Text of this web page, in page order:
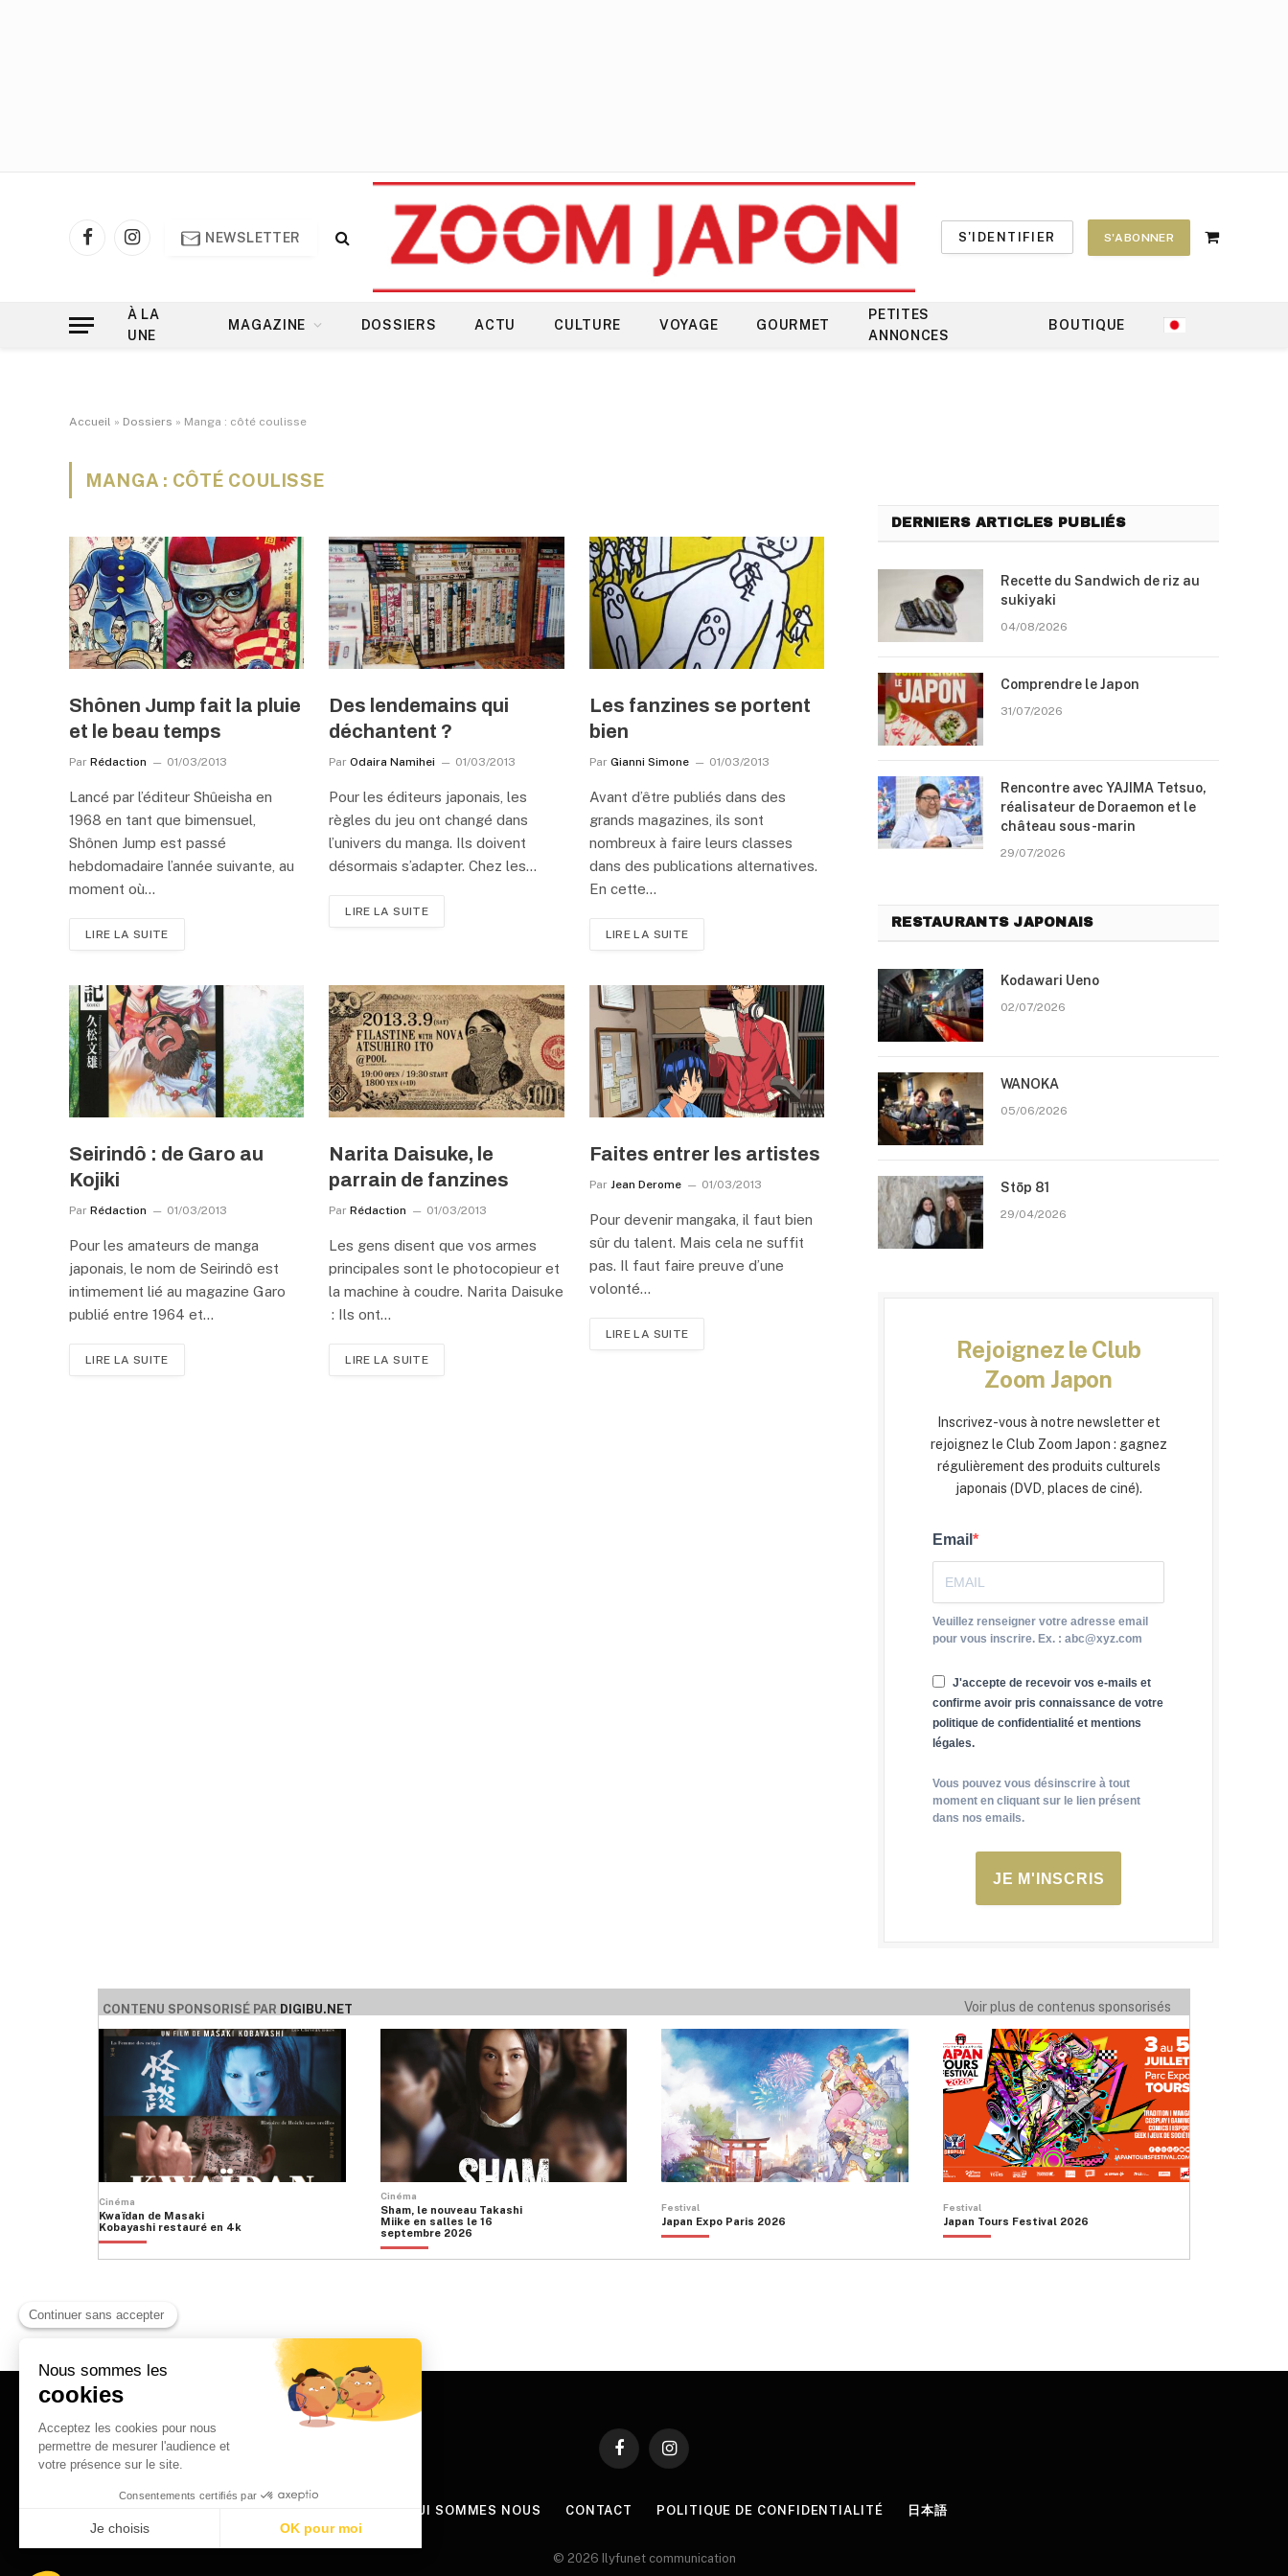
FacebookInstagram
NEWSLETTER S'IDENTIFIER S'ABONNER
Shopping
À LA
UNE
MAGAZINE DOSSIERS ACTU CULTURE VOYAGE GOURMET
PETITES
ANNONCES
BOUTIQUE
Accueil » Dossiers » Manga : côté coulisse
MANGA : CÔTÉ COULISSE
Shônen Jump fait la pluie
et le beau temps
Par Rédaction 01/03/2013
Lancé par l’éditeur Shûeisha en
1968 en tant que bimensuel,
Shônen Jump est passé
hebdomadaire l’année suivante, au
moment où…
LIRE LA SUITE
Des lendemains qui
déchantent ?
Par Odaira Namihei 01/03/2013
Pour les éditeurs japonais, les
règles du jeu ont changé dans
l’univers du manga. Ils doivent
désormais s’adapter. Chez les…
LIRE LA SUITE
Les fanzines se portent
bien
Par Gianni Simone 01/03/2013
Avant d’être publiés dans des
grands magazines, ils sont
nombreux à faire leurs classes
dans des publications alternatives.
En cette…
LIRE LA SUITE
Seirindô : de Garo au
Kojiki
Par Rédaction 01/03/2013
Pour les amateurs de manga
japonais, le nom de Seirindô est
intimement lié au magazine Garo
publié entre 1964 et…
LIRE LA SUITE
Narita Daisuke, le
parrain de fanzines
Par Rédaction 01/03/2013
Les gens disent que vos armes
principales sont le photocopieur et
la machine à coudre. Narita Daisuke
: Ils ont…
LIRE LA SUITE
Faites entrer les artistes
Par Jean Derome 01/03/2013
Pour devenir mangaka, il faut bien
sûr du talent. Mais cela ne suffit
pas. Il faut faire preuve d’une
volonté…
LIRE LA SUITE
DERNIERS ARTICLES PUBLIÉS
Recette du Sandwich de riz au
sukiyaki
04/08/2026
Comprendre le Japon
31/07/2026
Rencontre avec YAJIMA Tetsuo,
réalisateur de Doraemon et le
château sous-marin
29/07/2026
RESTAURANTS JAPONAIS
Kodawari Ueno
02/07/2026
WANOKA
05/06/2026
Stōp 81
29/04/2026
Rejoignez le Club
Zoom Japon
Inscrivez-vous à notre newsletter et
rejoignez le Club Zoom Japon : gagnez
régulièrement des produits culturels
japonais (DVD, places de ciné).
Email
Veuillez renseigner votre adresse email
pour vous inscrire. Ex. : abc@xyz.com
J'accepte de recevoir vos e-mails et
confirme avoir pris connaissance de votre
politique de confidentialité et mentions
légales.
Vous pouvez vous désinscrire à tout
moment en cliquant sur le lien présent
dans nos emails.
JE M'INSCRIS
CONTENU SPONSORISÉ PAR DIGIBU.NET Voir plus de contenus sponsorisés
Cinéma
Kwaïdan de Masaki
Kobayashi restauré en 4k
Cinéma
Sham, le nouveau Takashi
Miike en salles le 16
septembre 2026
Festival
Japan Expo Paris 2026
Festival
Japan Tours Festival 2026
FacebookInstagram
QUI SOMMES NOUS CONTACT POLITIQUE DE CONFIDENTIALITÉ 日本語
© 2026 Ilyfunet communication